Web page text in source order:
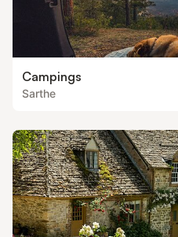
Campings
Sarthe